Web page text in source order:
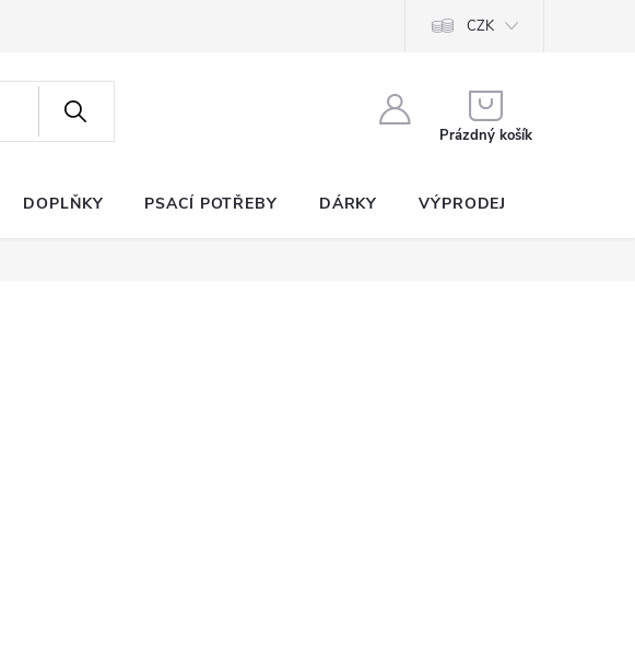
CZK
KOŠÍK
Prázdný košík
DOPLŇKY PSACÍ POTŘEBY DÁRKY VÝPRODEJ